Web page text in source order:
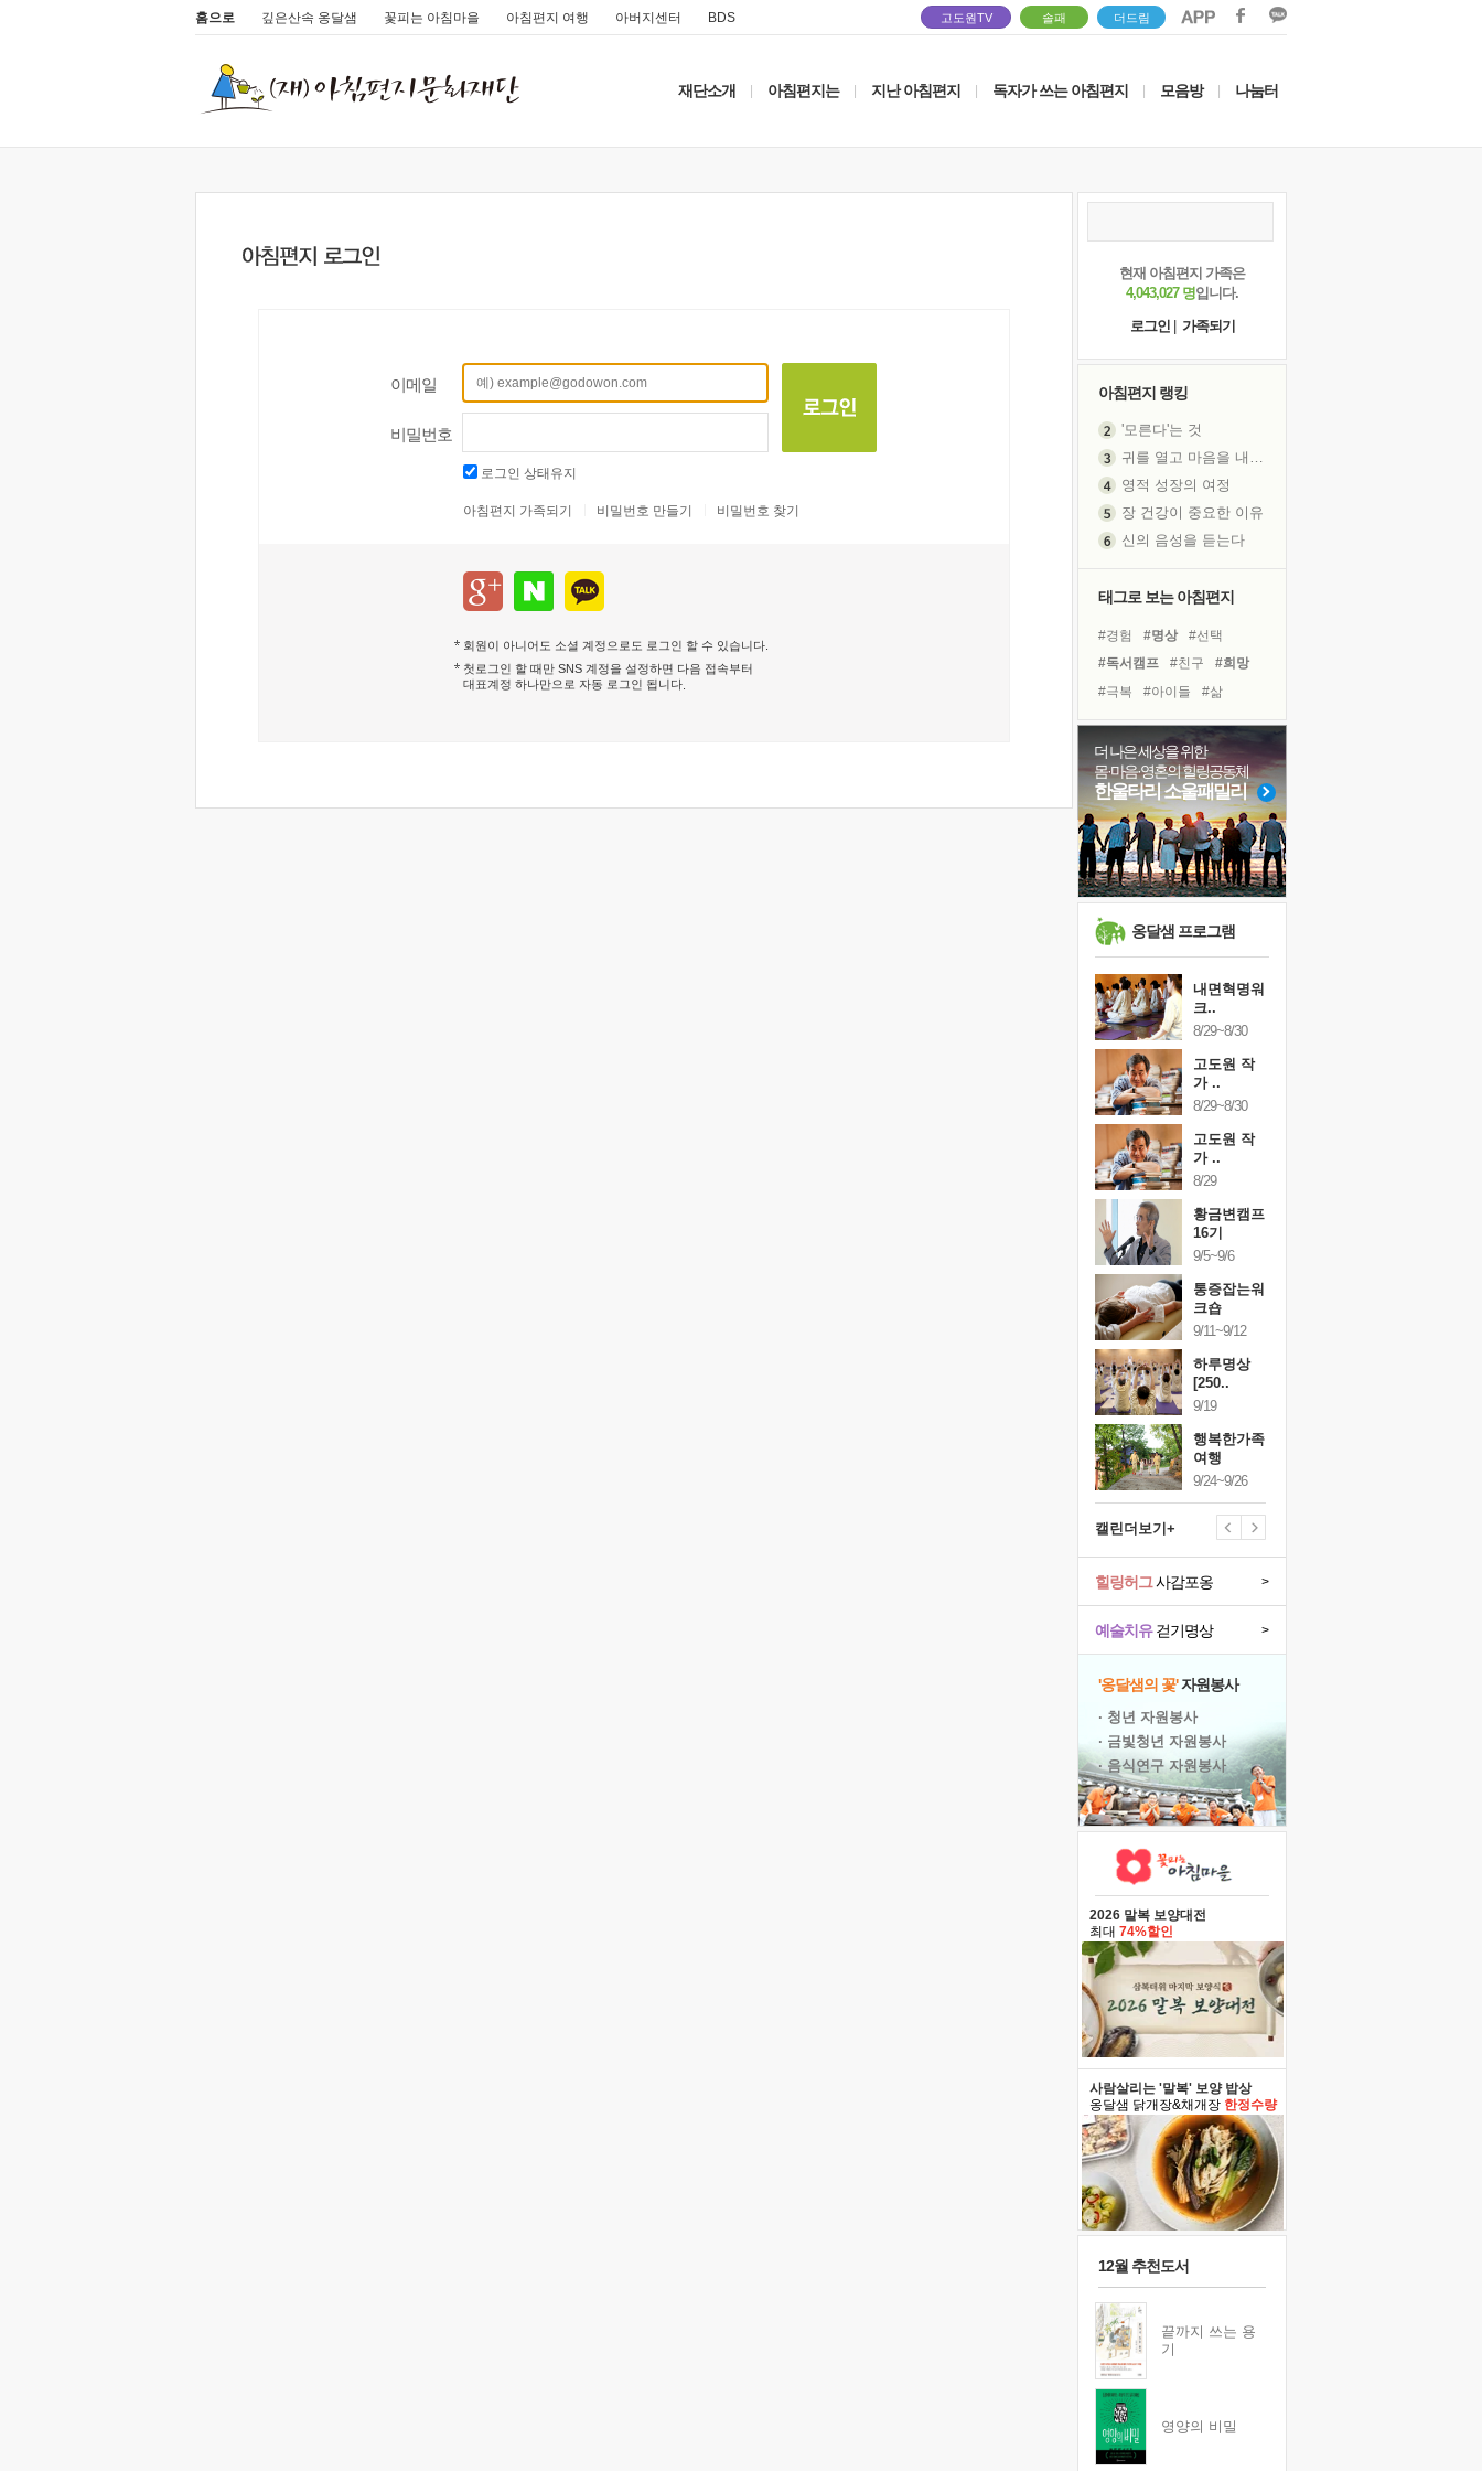
홈으로 깊은산속 옹달샘 꽃피는 아침마을 아침편지 여행 아버지센터 BDS 고도원TV 솔패 더드림
재단소개 아침편지는 지난 아침편지 독자가 쓰는 아침편지 모음방 나눔터
이메일
비밀번호
로그인 상태유지
아침편지 가족되기 비밀번호 만들기 비밀번호 찾기
회원이 아니어도 소셜 계정으로도 로그인 할 수 있습니다.
첫로그인 할 때만 SNS 계정을 설정하면 다음 접속부터
대표계정 하나만으로 자동 로그인 됩니다
현재 아침편지 가족은
4,043,027 명입니다.
로그인
가족되기
아침편지 랭킹
'모른다'는 것
영적 성장의 여정
장 건강이 중요한 이유
신의 음성을 듣는다
극과 극의 양 끝단
처음 손을 잡았던 날
꿈이 실제가 되는 것
'말 타는 법'을 먼저
졸업식 사진을 보며
극심한 변비, 어깨결림, 수면 장애
아픈 아버지를 위한 공간 설계
슬럼프
보고 싶은 어머니
유년 시절의 부산 영도 바다
희망이란
'모른다'는 것
태그로 보는 아침편지
#경험 #명상
#선택
#독서캠프
#친구
#희망
#극복
#아이들
#삶
#위기
#힐링
#면역력
#도움
#비전캠프
#독서
#건강
#다짐
#바이러스
#링컨학교
#나눔
#유튜브
더 나은 세상을 위한
몸·마음·영혼의 힐링공동체
한울타리 소울패밀리
옹달샘 프로그램
내면혁명워
크..
8/29~8/30
고도원 작
가 ..
8/29~8/30
고도원 작
가 ..
8/29
황금변캠프
16기
9/5~9/6
통증잡는워
크숍
9/11~9/12
하루명상
[250..
9/19
행복한가족
여행
9/24~9/26
캘린더보기+
예술치유걷기명상 >
힐링허그사감포옹 >
'옹달샘의 꽃'자원봉사
· 청년 자원봉사
· 금빛청년 자원봉사
· 음식연구 자원봉사
2026 말복 보양대전
최대 74%할인
사람살리는 '말복' 보양 밥상
옹달샘 닭개장&채개장 한정수량
12월 추천도서
끝까지 쓰는 용
기
영양의 비밀